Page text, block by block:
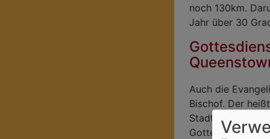
noch 130km.
Jahr über 30
Auch die
Bischof. Der
Stadtteil
Gottesdienst